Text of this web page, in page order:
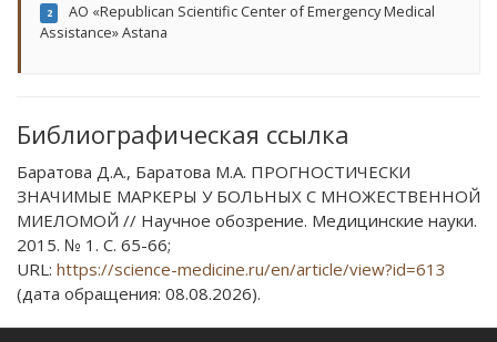
2
AO «Republican Scientific Center of Emergency Medical
Assistance» Astana
Библиографическая ссылка
Баратова Д.А., Баратова М.А. ПРОГНОСТИЧЕСКИ
ЗНАЧИМЫЕ МАРКЕРЫ У БОЛЬНЫХ С МНОЖЕСТВЕННОЙ
МИЕЛОМОЙ // Научное обозрение. Медицинские науки.
2015. № 1. С. 65-66;
URL: https://science-medicine.ru/en/article/view?id=613
(дата обращения: 08.08.2026).